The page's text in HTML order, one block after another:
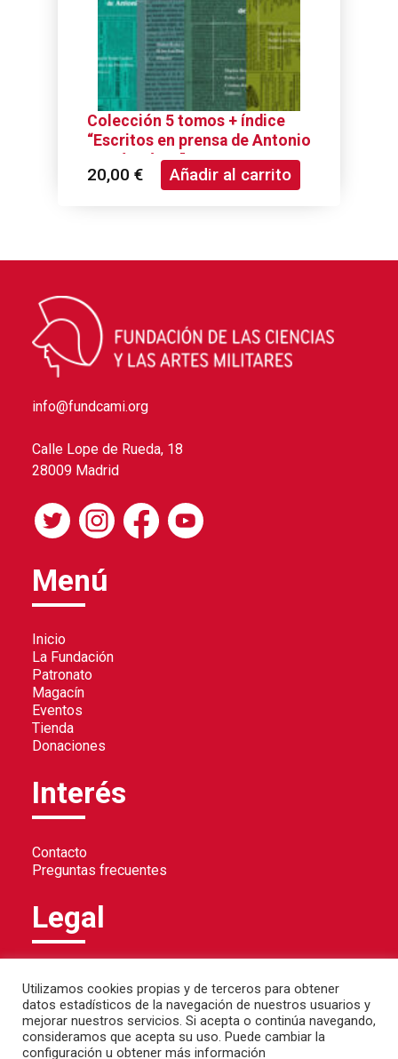
Colección 5 tomos + índice
“Escritos en prensa de Antonio
García Pérez”
20,00 € Añadir al carrito
info@fundcami.org
Calle Lope de Rueda, 18
28009 Madrid
Menú
Inicio
La Fundación
Patronato
Magacín
Eventos
Tienda
Donaciones
Interés
Contacto
Preguntas frecuentes
Legal
Política de cookies
Aviso legal
Utilizamos cookies propias y de terceros para obtener
datos estadísticos de la navegación de nuestros usuarios y
mejorar nuestros servicios. Si acepta o continúa navegando,
consideramos que acepta su uso. Puede cambiar la
configuración u obtener más información